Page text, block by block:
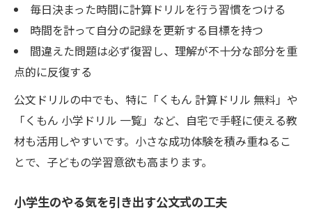
毎日決まった時間に計算ドリルを行う習慣をつける
時間を計って自分の記録を更新する目標を持つ
間違えた問題は必ず復習し、理解が不十分な部分を重
点的に反復する
公文ドリルの中でも、特に「くもん 計算ドリル 無料」や
「くもん 小学ドリル 一覧」など、自宅で手軽に使える教
材も活用しやすいです。小さな成功体験を積み重ねるこ
とで、子どもの学習意欲も高まります。
小学生のやる気を引き出す公文式の工夫